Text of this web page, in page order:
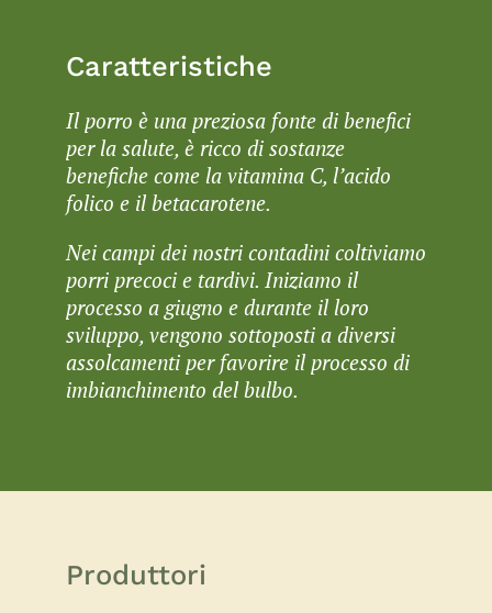
Caratteristiche
Il porro è una preziosa fonte di benefici
per la salute, è ricco di sostanze
benefiche come la vitamina C, l’acido
folico e il betacarotene.
Nei campi dei nostri contadini coltiviamo
porri precoci e tardivi. Iniziamo il
processo a giugno e durante il loro
sviluppo, vengono sottoposti a diversi
assolcamenti per favorire il processo di
imbianchimento del bulbo.
Produttori